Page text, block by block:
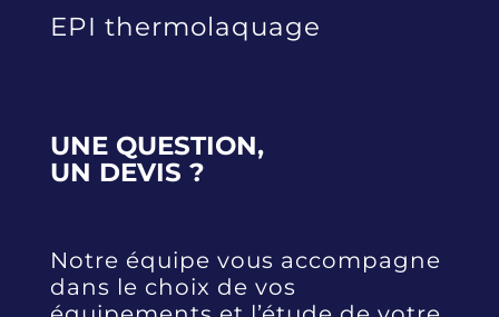
EPI thermolaquage
UNE QUESTION,
UN DEVIS ?
Notre équipe vous accompagne
dans le choix de vos